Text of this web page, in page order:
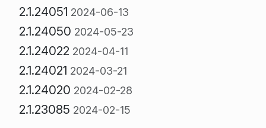
2.1.24051 2024-06-13
2.1.24050 2024-05-23
2.1.24022 2024-04-11
2.1.24021 2024-03-21
2.1.24020 2024-02-28
2.1.23085 2024-02-15